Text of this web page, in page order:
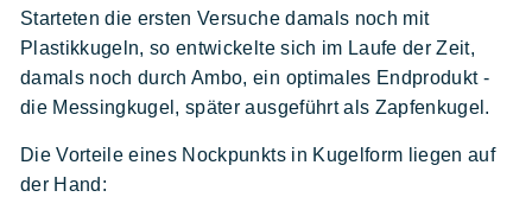
Starteten die ersten Versuche damals noch mit
Plastikkugeln, so entwickelte sich im Laufe der Zeit,
damals noch durch Ambo, ein optimales Endprodukt -
die Messingkugel, später ausgeführt als Zapfenkugel.
Die Vorteile eines Nockpunkts in Kugelform liegen auf
der Hand: